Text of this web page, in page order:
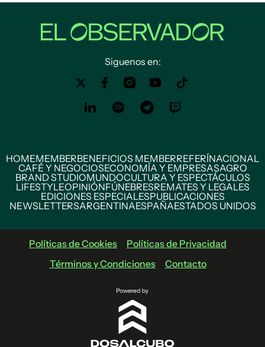
Siguenos en:
HOMEMEMBERBENEFICIOS MEMBERREFERÍNACIONAL
CAFÉ Y NEGOCIOSECONOMÍA Y EMPRESASAGRO
BRAND STUDIOMUNDOCULTURA Y ESPECTÁCULOS
LIFESTYLEOPINIÓNFÚNEBRESREMATES Y LEGALES
EDICIONES ESPECIALESPUBLICACIONES
NEWSLETTERSARGENTINAESPAÑAESTADOS UNIDOS
Políticas de Cookies
Políticas de Privacidad
Términos y Condiciones
Contacto